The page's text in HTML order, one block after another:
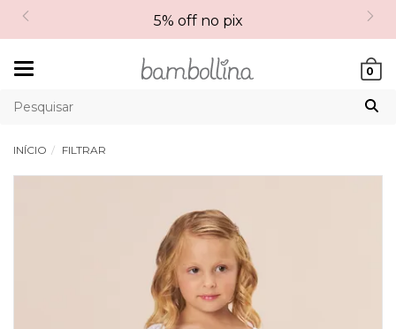
5% off no pix
0
INÍCIO FILTRAR